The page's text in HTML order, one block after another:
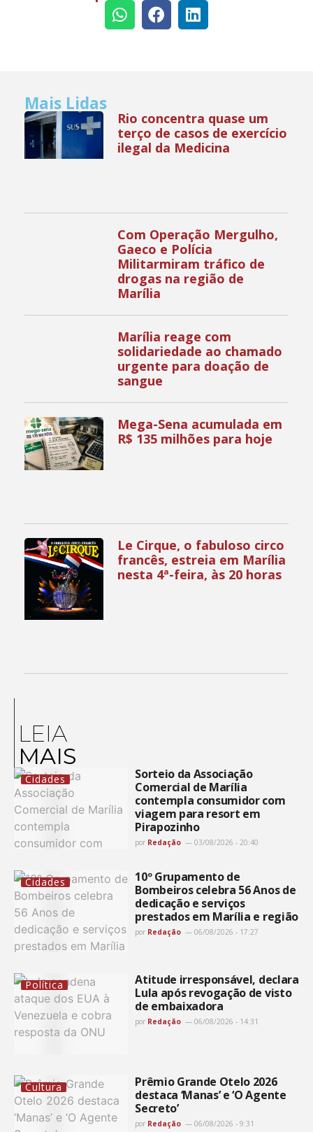
Mais Lidas
Rio concentra quase um
terço de casos de exercício
ilegal da Medicina
Com Operação Mergulho,
Gaeco e Polícia
Militarmiram tráfico de
drogas na região de
Marília
Marília reage com
solidariedade ao chamado
urgente para doação de
sangue
Mega-Sena acumulada em
R$ 135 milhões para hoje
Le Cirque, o fabuloso circo
francês, estreia em Marília
nesta 4ª-feira, às 20 horas
LEIA
MAIS
Cidades
Sorteio da Associação
Comercial de Marília
contempla consumidor com
viagem para resort em
Pirapozinho
por Redação 03/08/2026 - 20:40
Cidades
10º Grupamento de
Bombeiros celebra 56 Anos de
dedicação e serviços
prestados em Marília e região
por Redação 06/08/2026 - 17:27
Política
Atitude irresponsável, declara
Lula após revogação de visto
de embaixadora
por Redação 06/08/2026 - 14:31
Cultura
Prêmio Grande Otelo 2026
destaca ‘Manas’ e ‘O Agente
Secreto’
por Redação 06/08/2026 - 9:31